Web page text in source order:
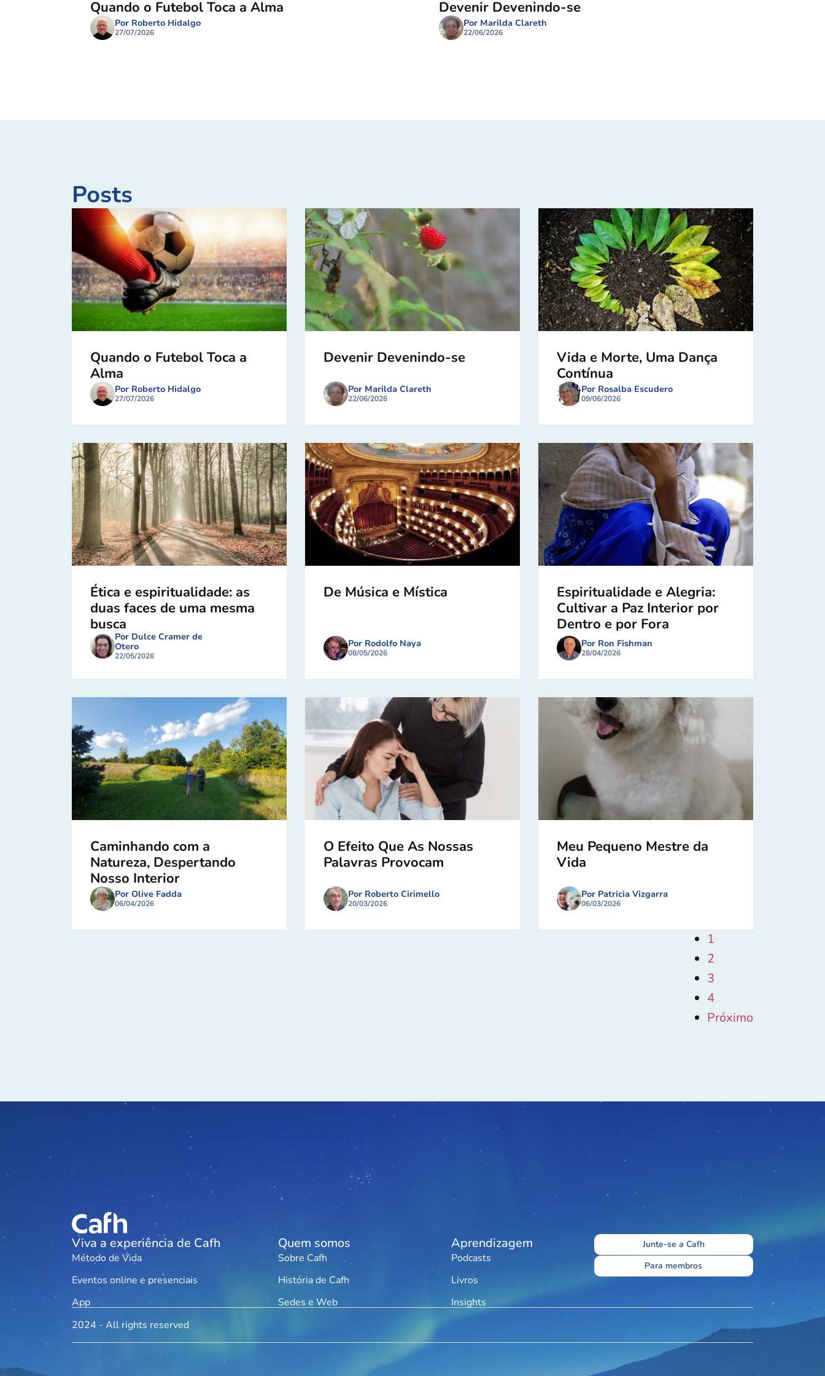
Quando o Futebol Toca a Alma
Por Roberto Hidalgo
27/07/2026
Devenir Devenindo-se
Por Marilda Clareth
22/06/2026
Posts
Quando o Futebol Toca a
Alma
Por Roberto Hidalgo
27/07/2026
Devenir Devenindo-se
Por Marilda Clareth
22/06/2026
Vida e Morte, Uma Dança
Contínua
Por Rosalba Escudero
09/06/2026
Ética e espiritualidade: as
duas faces de uma mesma
busca
Por Dulce Cramer de
Otero
22/05/2026
De Música e Mística
Por Rodolfo Naya
08/05/2026
Espiritualidade e Alegria:
Cultivar a Paz Interior por
Dentro e por Fora
Por Ron Fishman
28/04/2026
Caminhando com a
Natureza, Despertando
Nosso Interior
Por Olive Fadda
06/04/2026
O Efeito Que As Nossas
Palavras Provocam
Por Roberto Cirimello
20/03/2026
Meu Pequeno Mestre da
Vida
Por Patricia Vizgarra
06/03/2026
1
2
3
4
Próximo
Viva a experiência de Cafh
Método de Vida
Eventos online e presenciais
App
Quem somos
Sobre Cafh
História de Cafh
Sedes e Web
Aprendizagem
Podcasts
Livros
Insights
Junte-se a Cafh
Para membros
2024 - All rights reserved